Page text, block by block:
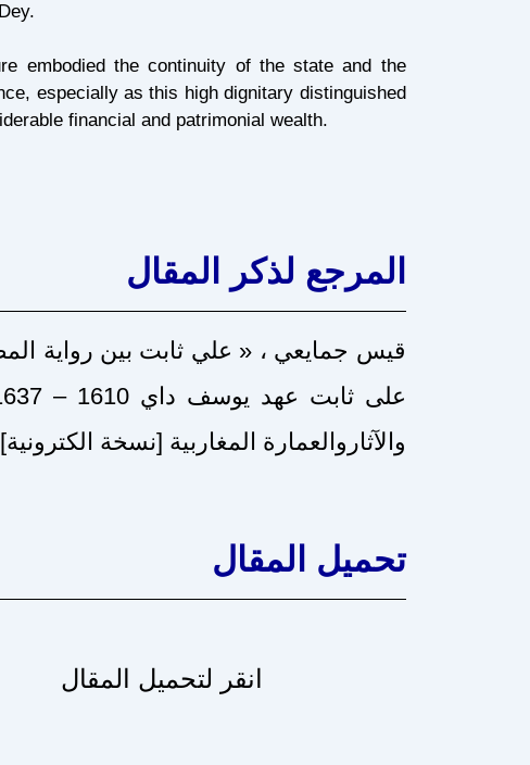
embodied the continuity of the state and the
especially as this high dignitary distinguished
financial and patrimonial wealth.
المرجع لذكر المقال
قيس جمايعي ، « علي ثابت بين رواية
والآثاروالعمارة المغاربية [نسخة الكترونية]، عدد 18،
تحميل المقال
انقر لتحميل المقال